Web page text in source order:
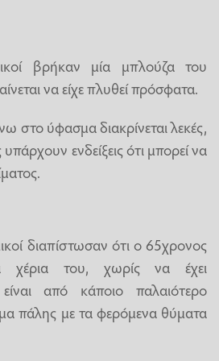
βρήκαν μία μπλούζα του
να είχε πλυθεί πρόσφατα.
στο ύφασμα διακρίνεται λεκές,
ενδείξεις ότι μπορεί να
διαπίστωσαν ότι ο 65χρονος
χέρια του, χωρίς να έχει
από κάποιο παλαιότερο
πάλης με τα φερόμενα θύματα